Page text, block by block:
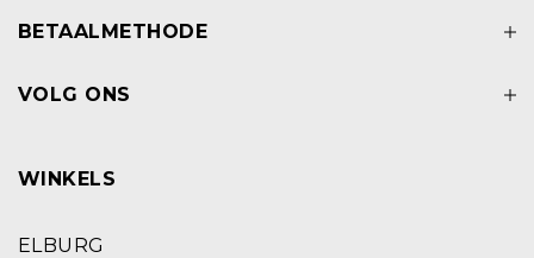
BETAALMETHODE
VOLG ONS
WINKELS
ELBURG